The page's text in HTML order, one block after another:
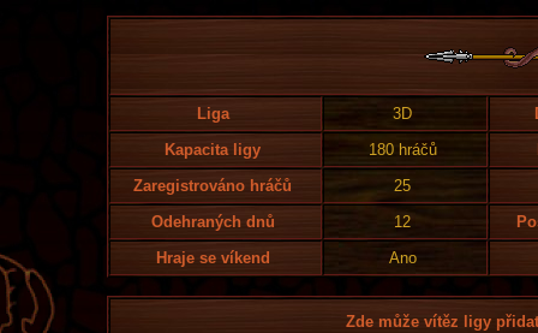
Liga 3D
Kapacita ligy
180 hráčů
Zaregistrováno hráčů
25
Odehraných dnů
12
Hraje se víkend
Ano
Zde může vítěz ligy